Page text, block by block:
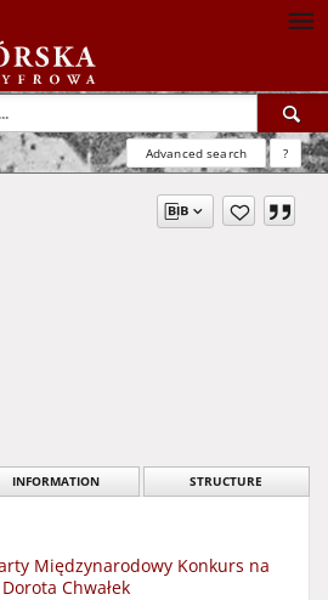
Advanced search ?
INFORMATION STRUCTURE
Międzynarodowy Konkurs na
Chwałek